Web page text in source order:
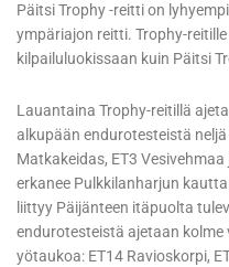
Päitsi Trophy -reitti on
ympäriajon reitti. Trophy-
kilpailuluokissaan kuin Päitsi
Lauantaina Trophy-reitillä
alkupään endurotesteistä
Matkakeidas, ET3
erkanee Pulkkilanharjun
liittyy Päijänteen itäpuolta
endurotesteistä ajetaan kolme
yötaukoa: ET14 Ravioskorpi,